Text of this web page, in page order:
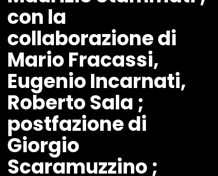
con la
collaborazione di
Mario Fracassi,
Eugenio Incarnati,
Roberto Sala ;
postfazione di
Giorgio
Scaramuzzino ;